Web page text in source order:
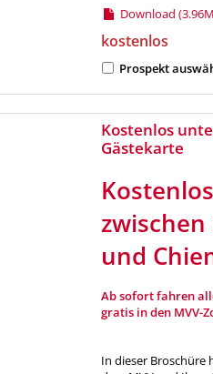
Download
kostenlos
Prospekt
Kostenlos
Gästekarte
und
Ab sofort fahren
gratis in den MVV-
In dieser Broschüre